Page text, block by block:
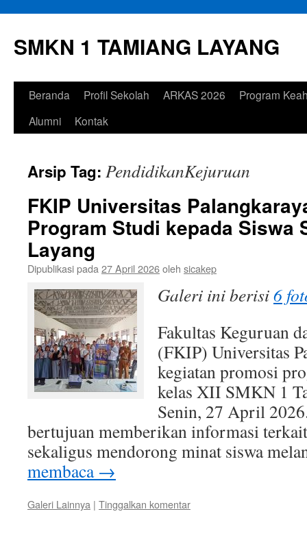
isi
SMKN 1 TAMIANG LAYANG
Beranda Profil Sekolah ARKAS 2026
Program
Alumni
Kontak
Arsip Tag: PendidikanKejuruan
FKIP Universitas
Program Studi kepada Siswa
Layang
Dipublikasi pada 27 April 2026oleh sicakep
Galeri ini berisi6
Fakultas Keguruan
(FKIP) Universitas
kegiatan promosi
kelas XII SMKN 1
Senin, 27 April
bertujuan memberikan informasi
sekaligus mendorong minat siswa
membaca →
Galeri Lainnya | Tinggalkan komentar